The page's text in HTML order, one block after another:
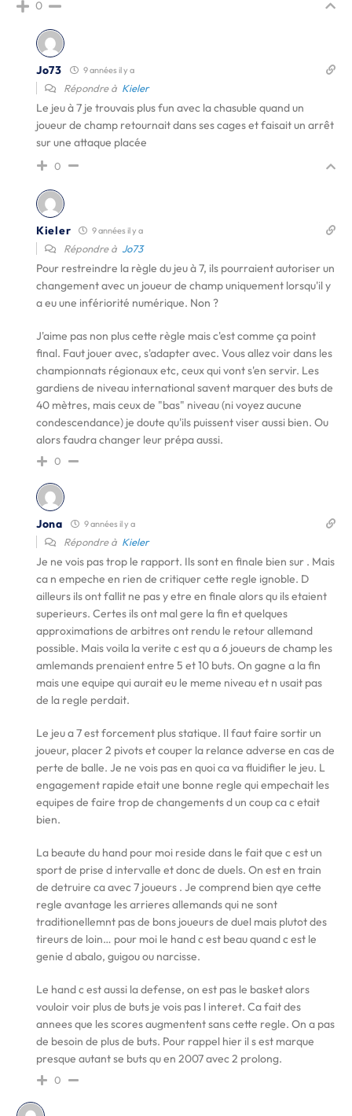
0
Jo73 9 années il y a
Répondre à Kieler
Le jeu à 7 je trouvais plus fun avec la chasuble quand un
joueur de champ retournait dans ses cages et faisait un arrêt
sur une attaque placée
0
Kieler 9 années il y a
Répondre à Jo73
Pour restreindre la règle du jeu à 7, ils pourraient autoriser un
changement avec un joueur de champ uniquement lorsqu'il y
a eu une infériorité numérique. Non ?
J'aime pas non plus cette règle mais c'est comme ça point
final. Faut jouer avec, s'adapter avec. Vous allez voir dans les
championnats régionaux etc, ceux qui vont s'en servir. Les
gardiens de niveau international savent marquer des buts de
40 mètres, mais ceux de "bas" niveau (ni voyez aucune
condescendance) je doute qu'ils puissent viser aussi bien. Ou
alors faudra changer leur prépa aussi.
0
Jona 9 années il y a
Répondre à Kieler
Je ne vois pas trop le rapport. Ils sont en finale bien sur . Mais
ca n empeche en rien de critiquer cette regle ignoble. D
ailleurs ils ont fallit ne pas y etre en finale alors qu ils etaient
superieurs. Certes ils ont mal gere la fin et quelques
approximations de arbitres ont rendu le retour allemand
possible. Mais voila la verite c est qu a 6 joueurs de champ les
amlemands prenaient entre 5 et 10 buts. On gagne a la fin
mais une equipe qui aurait eu le meme niveau et n usait pas
de la regle perdait.
Le jeu a 7 est forcement plus statique. Il faut faire sortir un
joueur, placer 2 pivots et couper la relance adverse en cas de
perte de balle. Je ne vois pas en quoi ca va fluidifier le jeu. L
engagement rapide etait une bonne regle qui empechait les
equipes de faire trop de changements d un coup ca c etait
bien.
La beaute du hand pour moi reside dans le fait que c est un
sport de prise d intervalle et donc de duels. On est en train
de detruire ca avec 7 joueurs . Je comprend bien qye cette
regle avantage les arrieres allemands qui ne sont
traditionellemnt pas de bons joueurs de duel mais plutot des
tireurs de loin… pour moi le hand c est beau quand c est le
genie d abalo, guigou ou narcisse.
Le hand c est aussi la defense, on est pas le basket alors
vouloir voir plus de buts je vois pas l interet. Ca fait des
annees que les scores augmentent sans cette regle. On a pas
de besoin de plus de buts. Pour rappel hier il s est marque
presque autant se buts qu en 2007 avec 2 prolong.
0